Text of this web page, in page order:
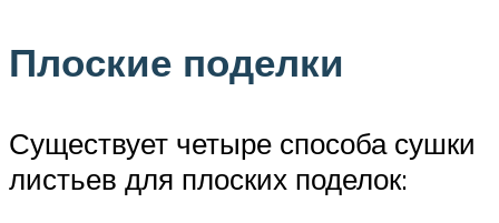
Плоские поделки
Существует четыре способа сушки
листьев для плоских поделок: